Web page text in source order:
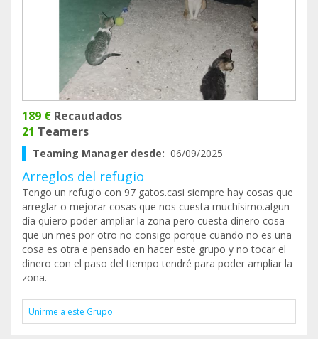
189 € Recaudados
21 Teamers
Teaming Manager desde: 06/09/2025
Arreglos del refugio
Tengo un refugio con 97 gatos.casi siempre hay cosas que
arreglar o mejorar cosas que nos cuesta muchísimo.algun
día quiero poder ampliar la zona pero cuesta dinero cosa
que un mes por otro no consigo porque cuando no es una
cosa es otra e pensado en hacer este grupo y no tocar el
dinero con el paso del tiempo tendré para poder ampliar la
zona.
Unirme a este Grupo